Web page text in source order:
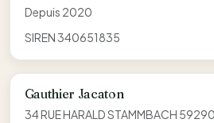
Depuis 2020
SIREN 340651835
Gauthier Jacaton
34 RUE HARALD STAMMBACH